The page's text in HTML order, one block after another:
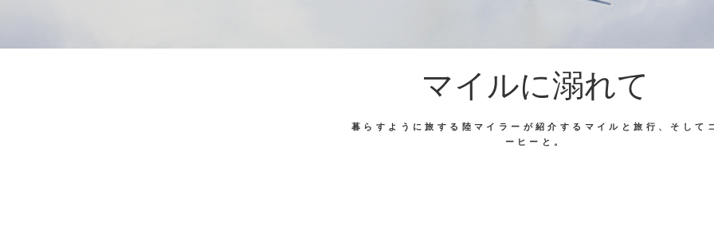
マイルに溺れて
暮らすように旅する陸マイラーが紹介するマイルと旅行、そして
ーヒーと。